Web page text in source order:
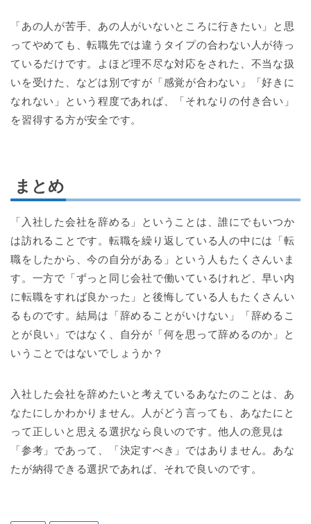
「あの人が苦手、あの人がいないところに行きたい」と思
ってやめても、転職先では違うタイプの合わない人が待っ
ているだけです。よほど理不尽な対応をされた、不当な扱
いを受けた、などは別ですが「感覚が合わない」「好きに
なれない」という程度であれば、「それなりの付き合い」
を習得する方が安全です。
まとめ
「入社した会社を辞める」ということは、誰にでもいつか
は訪れることです。転職を繰り返している人の中には「転
職をしたから、今の自分がある」という人もたくさんいま
す。一方で「ずっと同じ会社で働いているけれど、早い内
に転職をすれば良かった」と後悔している人もたくさんい
るものです。結局は「辞めることがいけない」「辞めるこ
とが良い」ではなく、自分が「何を思って辞めるのか」と
いうことではないでしょうか？
入社した会社を辞めたいと考えているあなたのことは、あ
なたにしかわかりません。人がどう言っても、あなたにと
って正しいと思える選択なら良いのです。他人の意見は
「参考」であって、「決定すべき」ではありません。あな
たが納得できる選択であれば、それで良いのです。